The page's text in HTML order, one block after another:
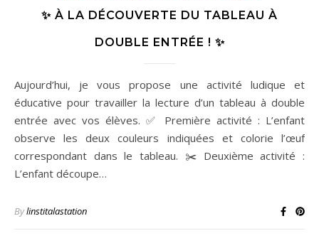
✨ À LA DÉCOUVERTE DU TABLEAU À
DOUBLE ENTRÉE ! ✨
Aujourd’hui, je vous propose une activité ludique et
éducative pour travailler la lecture d’un tableau à double
entrée avec vos élèves. ✅ Première activité : L’enfant
observe les deux couleurs indiquées et colorie l’œuf
correspondant dans le tableau. ✂️ Deuxième activité :
L’enfant découpe…
Bylinstitalastation